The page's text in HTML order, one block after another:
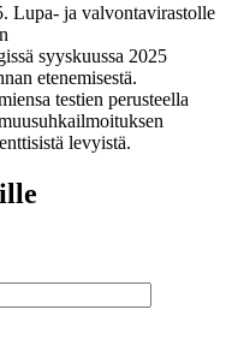
Lupa- ja valvontavirastolle
syyskuussa 2025
etenemisestä.
testien perusteella
levyistä.